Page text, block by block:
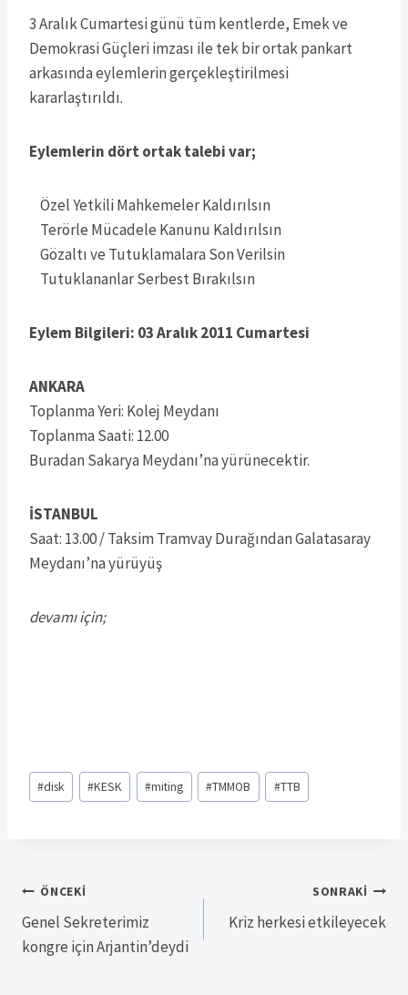
3 Aralık Cumartesi günü tüm kentlerde, Emek ve
Demokrasi Güçleri imzası ile tek bir ortak pankart
arkasında eylemlerin gerçekleştirilmesi
kararlaştırıldı.
Eylemlerin dört ortak talebi var;
Özel Yetkili Mahkemeler Kaldırılsın
Terörle Mücadele Kanunu Kaldırılsın
Gözaltı ve Tutuklamalara Son Verilsin
Tutuklananlar Serbest Bırakılsın
Eylem Bilgileri: 03 Aralık 2011 Cumartesi
ANKARA
Toplanma Yeri: Kolej Meydanı
Toplanma Saati: 12.00
Buradan Sakarya Meydanı’na yürünecektir.
İSTANBUL
Saat: 13.00 / Taksim Tramvay Durağından Galatasaray
Meydanı’na yürüyüş
devamı için;
Post
Tags:
#disk #KESK #miting #TMMOB #TTB
Yazı
gezinmesi
ÖNCEKI
Genel Sekreterimiz
kongre için Arjantin’deydi
SONRAKI
Kriz herkesi etkileyecek